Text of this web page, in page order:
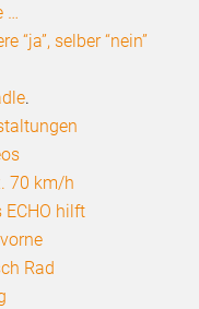
…
“ja”, selber “nein”
.
70 km/h
ECHO hilft
Rad